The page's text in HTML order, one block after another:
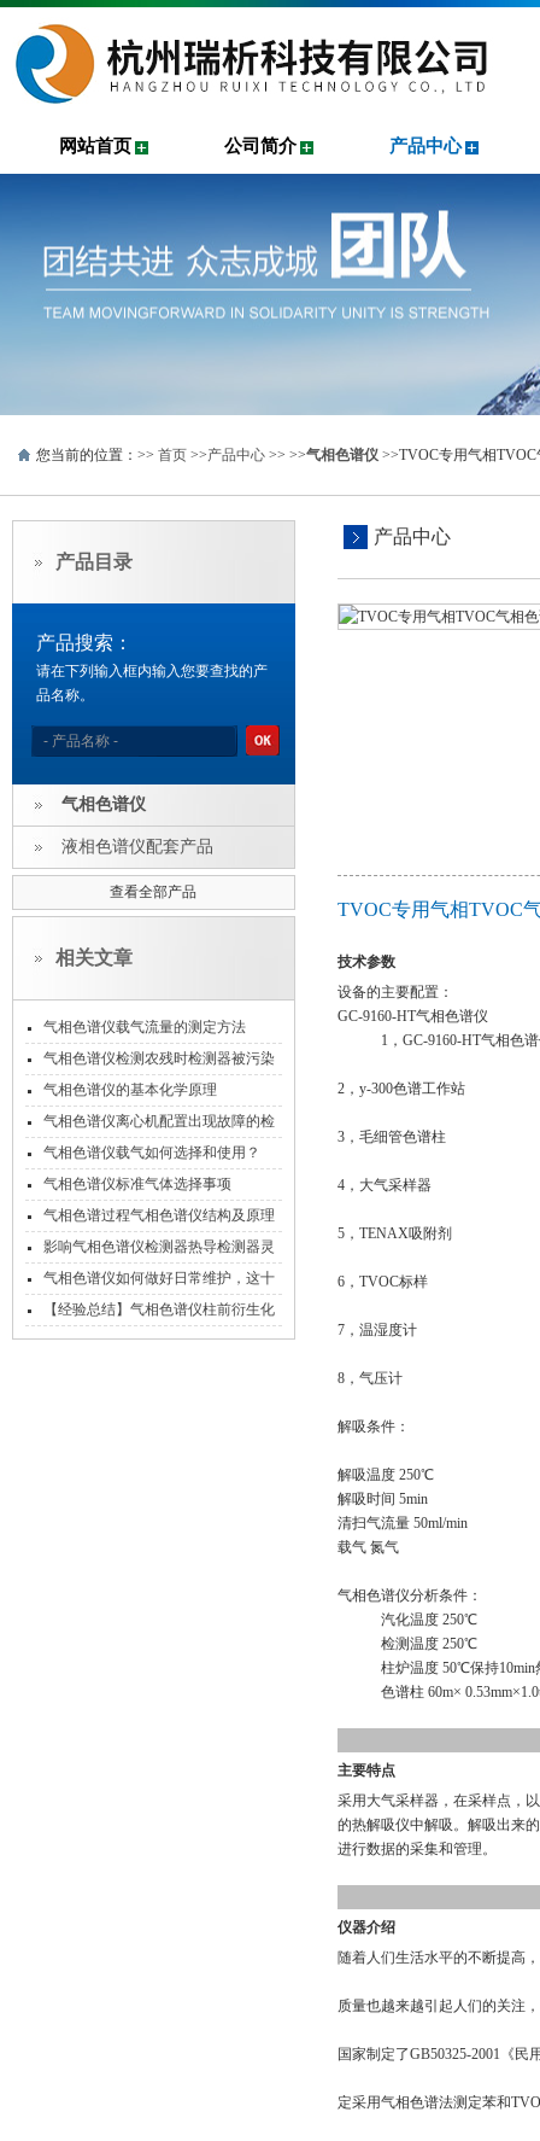
网站首页 公司简介 产品中心
您当前的位置：>> 首页 >>产品中心 >> >>气相色谱仪 >>TVOC专用气相
产品目录
产品搜索：
请在下列输入框内输入您要查找的产
品名称。
气相色谱仪
液相色谱仪配套产品
查看全部产品
相关文章
气相色谱仪载气流量的测定方法
气相色谱仪检测农残时检测器被污染
的处理方法
气相色谱仪的基本化学原理
气相色谱仪离心机配置出现故障的检
查措施
气相色谱仪载气如何选择和使用？
气相色谱仪标准气体选择事项
气相色谱过程气相色谱仪结构及原理
影响气相色谱仪检测器热导检测器灵
敏度的因素
气相色谱仪如何做好日常维护，这十
一个习惯很重要！
【经验总结】气相色谱仪柱前衍生化
的常见方法总汇
产品中心
TVOC专用气相TVOC
技术参数
设备的主要配置：
GC-9160-HT气相色谱仪
1，GC-9160-HT气相色谱
2，y-300色谱工作站
3，毛细管色谱柱
4，大气采样器
5，TENAX吸附剂
6，TVOC标样
7，温湿度计
8，气压计
解吸条件：
解吸温度 250℃
解吸时间 5min
清扫气流量 50ml/min
载气 氮气
气相色谱仪分析条件：
汽化温度 250℃
检测温度 250℃
柱炉温度 50℃保持10min
色谱柱 60m×
主要特点
采用大气采样器，在采样点，
的热解吸仪中解吸。解吸出来
进行数据的采集和管理。
仪器介绍
随着人们生活水平的不断提高
质量也越来越引起人们的关注
国家制定了GB50325-2001《
定采用气相色谱法测定苯和